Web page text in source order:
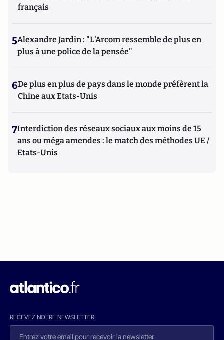
français
5Alexandre Jardin : "L'Arcom ressemble de plus en
plus à une police de la pensée"
6De plus en plus de pays dans le monde préfèrent la
Chine aux Etats-Unis
7Interdiction des réseaux sociaux aux moins de 15
ans ou méga amendes : le match des méthodes UE /
Etats-Unis
RECEVEZ NOTRE NEWSLETTER